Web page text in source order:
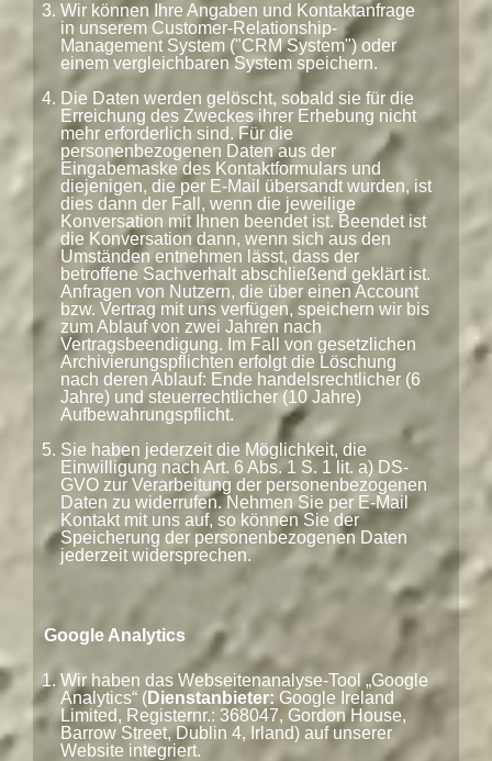
Wir können Ihre Angaben und Kontaktanfrage
in unserem Customer-Relationship-
Management System ("CRM System") oder
einem vergleichbaren System speichern.
Die Daten werden gelöscht, sobald sie für die
Erreichung des Zweckes ihrer Erhebung nicht
mehr erforderlich sind. Für die
personenbezogenen Daten aus der
Eingabemaske des Kontaktformulars und
diejenigen, die per E-Mail übersandt wurden, ist
dies dann der Fall, wenn die jeweilige
Konversation mit Ihnen beendet ist. Beendet ist
die Konversation dann, wenn sich aus den
Umständen entnehmen lässt, dass der
betroffene Sachverhalt abschließend geklärt ist.
Anfragen von Nutzern, die über einen Account
bzw. Vertrag mit uns verfügen, speichern wir bis
zum Ablauf von zwei Jahren nach
Vertragsbeendigung. Im Fall von gesetzlichen
Archivierungspflichten erfolgt die Löschung
nach deren Ablauf: Ende handelsrechtlicher (6
Jahre) und steuerrechtlicher (10 Jahre)
Aufbewahrungspflicht.
Sie haben jederzeit die Möglichkeit, die
Einwilligung nach Art. 6 Abs. 1 S. 1 lit. a) DS-
GVO zur Verarbeitung der personenbezogenen
Daten zu widerrufen. Nehmen Sie per E-Mail
Kontakt mit uns auf, so können Sie der
Speicherung der personenbezogenen Daten
jederzeit widersprechen.
Google Analytics
Wir haben das Webseitenanalyse-Tool „Google
Analytics“ (Dienstanbieter: Google Ireland
Limited, Registernr.: 368047, Gordon House,
Barrow Street, Dublin 4, Irland) auf unserer
Website integriert.